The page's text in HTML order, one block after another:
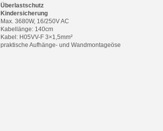
Überlastschutz
Kindersicherung
Max. 3680W, 16/250V AC
Kabellänge: 140cm
Kabel: H05VV-F 3×1,5mm²
praktische Aufhänge- und Wandmontageöse